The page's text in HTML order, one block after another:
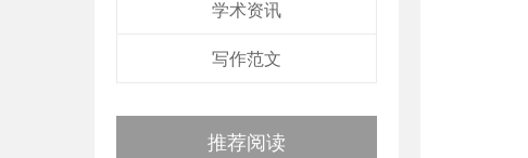
学术资讯
写作范文
推荐阅读